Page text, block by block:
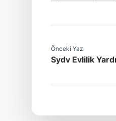
Önceki Yazı
Sydv Evlilik